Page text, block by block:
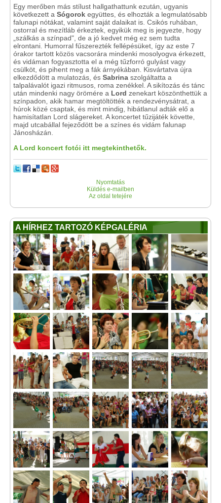
Egy merőben más stílust hallgathattunk ezután, ugyanis
következett a Sógorok együttes, és elhozták a legmulatósabb
falunapi nótákat, valamint saját dalaikat is. Csikós ruhában,
ostorral és mezítláb érkeztek, egyikük meg is jegyezte, hogy
„szálkás a színpad", de a jó kedvet még ez sem tudta
elrontani. Humorral fűszerezték fellépésüket, így az este 7
órakor tartott közös vacsorára mindenki mosolyogva érkezett,
és vidáman fogyasztotta el a még tűzforró gulyást vagy
csülköt, és pihent meg a fák árnyékában. Kisvártatva újra
elkezdődött a mulatozás, és Sabrina szolgáltatta a
talpalávalót igazi ritmusos, roma zenékkel. A sikítozás és tánc
után mindenki nagy örömére a Lord zenekart köszönthettük a
színpadon, akik hamar megtöltötték a rendezvénysátrat, a
húrok közé csaptak, és mint mindig, hibátlanul adták elő a
hamisítatlan Lord slágereket. A koncertet tűzijáték követte,
majd utcabállal fejeződött be a színes és vidám falunap
Jánosházán.
A Lord koncert fotói itt megtekinthetők.
Nyomtatás
Küldés e-mailben
Az oldal tetejére
A HÍRHEZ TARTOZÓ KÉPGALÉRIA